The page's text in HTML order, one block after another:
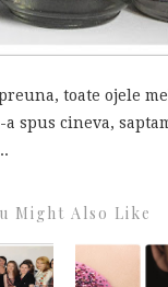
toate ojele
spus cineva,
Might Also Like